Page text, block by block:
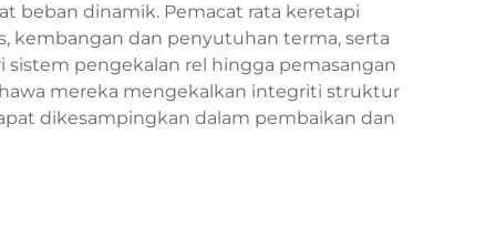
beban dinamik. Pemacat rata keretapi
kembangan dan penyutuhan terma, serta
sistem pengekalan rel hingga pemasangan
mereka mengekalkan integriti struktur
dikesampingkan dalam pembaikan dan